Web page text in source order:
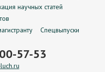
научных статей
Спецвыпуски
57-53